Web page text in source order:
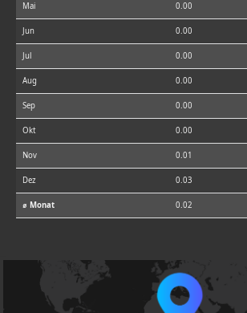
Mai 0.00
Jun 0.00
Jul 0.00
Aug 0.00
Sep 0.00
Okt 0.00
Nov 0.01
Dez 0.03
⌀ Monat 0.02